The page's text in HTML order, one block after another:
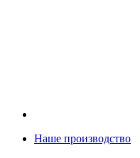
Наше производство